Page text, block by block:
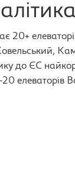
до ЄС
елеваторів